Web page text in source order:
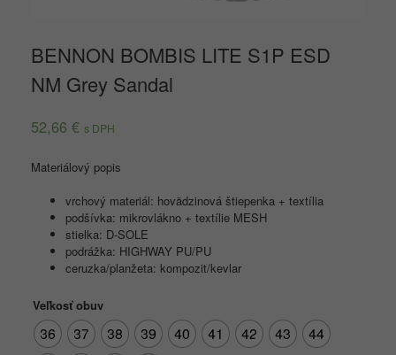
BENNON BOMBIS LITE S1P ESD
NM Grey Sandal
52,66 € s DPH
Materiálový popis
vrchový materiál: hovädzinová štiepenka + textília
podšívka: mikrovlákno + textílie MESH
stielka: D-SOLE
podrážka: HIGHWAY PU/PU
ceruzka/planžeta: kompozit/kevlar
Veľkosť obuv
36 37 38 39 40 41 42 43
44